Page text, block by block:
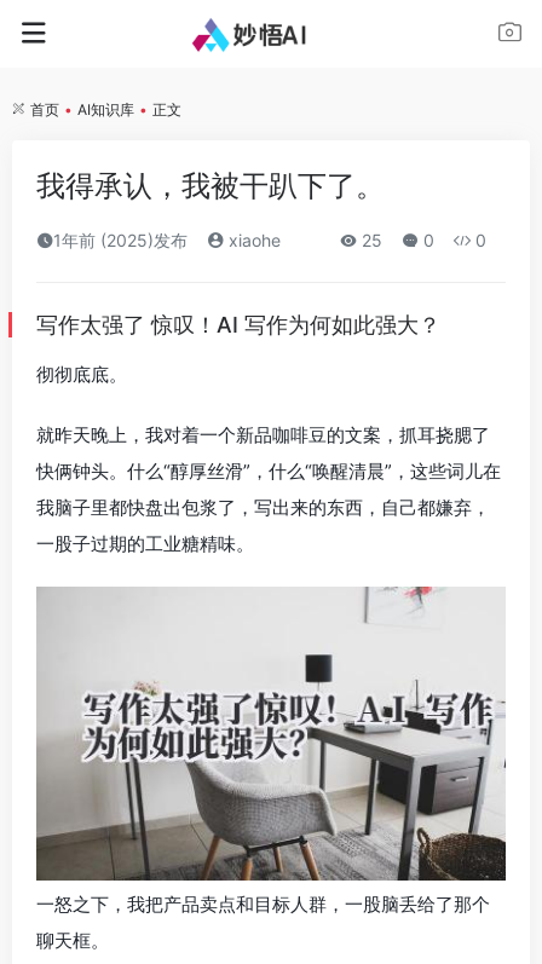
首页 • AI知识库 • 正文
我得承认，我被干趴下了。
1年前 (2025)发布 xiaohe 25 0 0
写作太强了 惊叹！AI 写作为何如此强大？
彻彻底底。
就昨天晚上，我对着一个新品咖啡豆的文案，抓耳挠腮了
快俩钟头。什么“醇厚丝滑”，什么“唤醒清晨”，这些词儿在
我脑子里都快盘出包浆了，写出来的东西，自己都嫌弃，
一股子过期的工业糖精味。
一怒之下，我把产品卖点和目标人群，一股脑丢给了那个
聊天框。